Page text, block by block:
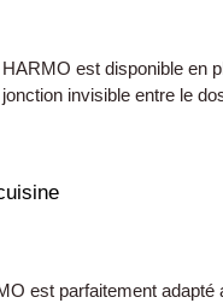
est disponible
invisible entre le
est parfaitement